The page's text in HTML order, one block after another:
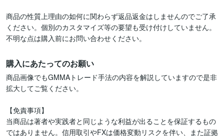
商品の性質上理由の如何に関わらず返品返金はしませんのでご了承
ください。個別のカスタマイズ等の要望も受け付けしていません。
不明な点は購入前にお問い合わせください。
購入にあたってのお願い
商品画像でもGMMAトレード手法の内容を解説していますので是非
拡大してご覧ください。
【免責事項】
当商品は著者や実践者と同じような利益が出ることを保証するもの
ではありません。信用取引やFXは価格変動リスクを伴い、また証拠